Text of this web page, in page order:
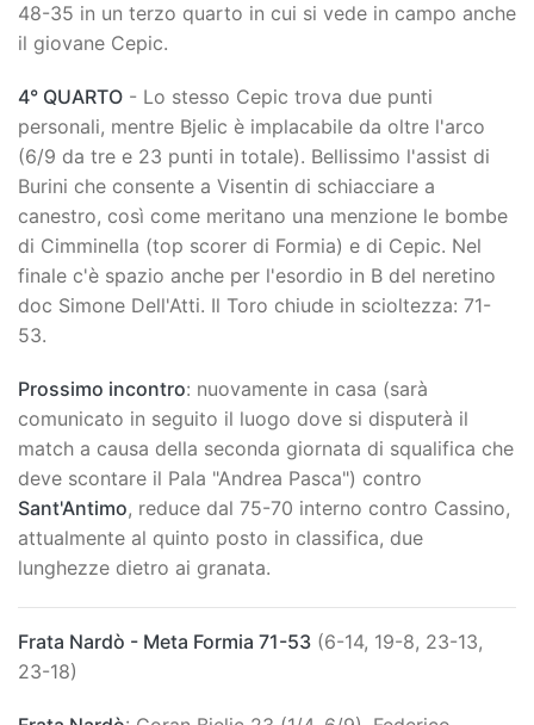
48-35 in un terzo quarto in cui si vede in campo anche
il giovane Cepic.
4° QUARTO - Lo stesso Cepic trova due punti
personali, mentre Bjelic è implacabile da oltre l'arco
(6/9 da tre e 23 punti in totale). Bellissimo l'assist di
Burini che consente a Visentin di schiacciare a
canestro, così come meritano una menzione le bombe
di Cimminella (top scorer di Formia) e di Cepic. Nel
finale c'è spazio anche per l'esordio in B del neretino
doc Simone Dell'Atti. Il Toro chiude in scioltezza: 71-
53.
Prossimo incontro: nuovamente in casa (sarà
comunicato in seguito il luogo dove si disputerà il
match a causa della seconda giornata di squalifica che
deve scontare il Pala "Andrea Pasca") contro
Sant'Antimo, reduce dal 75-70 interno contro Cassino,
attualmente al quinto posto in classifica, due
lunghezze dietro ai granata.
Frata Nardò - Meta Formia 71-53 (6-14, 19-8, 23-13,
23-18)